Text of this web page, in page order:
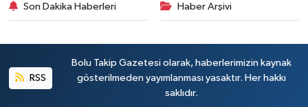
Son Dakika Haberleri Haber Arşivi
RSS
Bolu Takip Gazetesi olarak, haberlerimizin kaynak
gösterilmeden yayımlanması yasaktır. Her hakkı
saklıdır.